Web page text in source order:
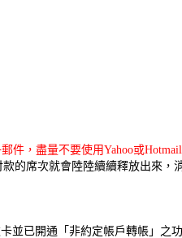
，盡量不要使用Yahoo或
席次就會陸陸續續釋放出來，
並已開通「非約定帳戶轉帳」